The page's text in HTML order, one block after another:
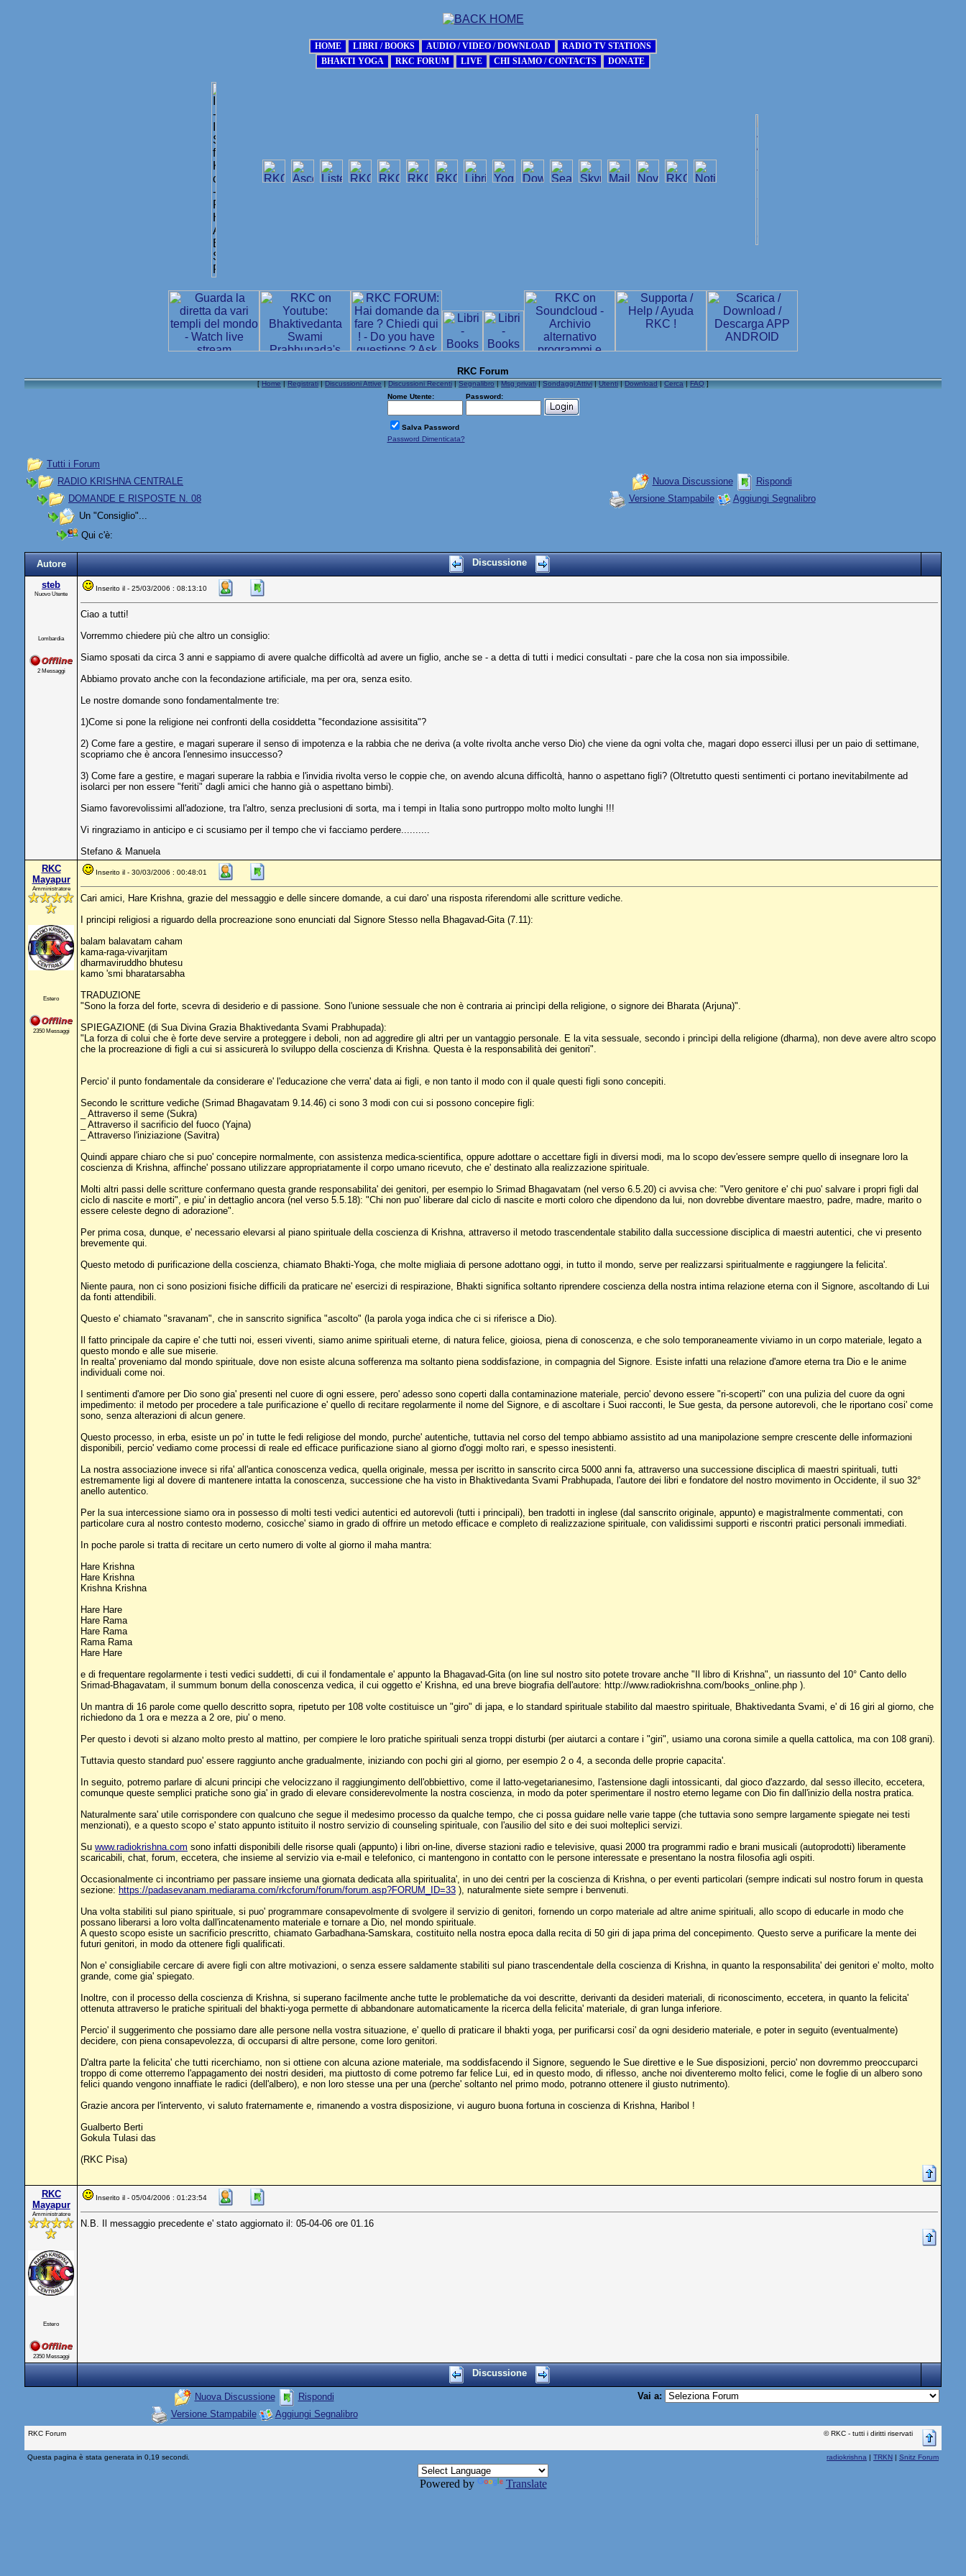
RKC Forum
[Home|Registrati|Discussioni Attive|Discussioni Recenti|Segnalibro|Msg privati|Sondaggi Attivi|Utenti|Download|Cerca|FAQ]
Nome Utente:
Password:
Salva Password
Password Dimenticata?
Tutti i Forum
RADIO KRISHNA CENTRALE
DOMANDE E RISPOSTE N. 08
Un "Consiglio"...
Nuova Discussione
Rispondi
Versione Stampabile
Aggiungi Segnalibro
Qui c'è:
Autore Discussione
steb
Nuovo Utente
Lombardia
2 Messaggi
Inserito il - 25/03/2006 : 08:13:10
Ciao a tutti!
Vorremmo chiedere più che altro un consiglio:
Siamo sposati da circa 3 anni e sappiamo di avere qualche difficoltà ad avere un figlio, anche se - a detta di tutti i medici consultati - pare che la cosa non sia impossibile.
Abbiamo provato anche con la fecondazione artificiale, ma per ora, senza esito.
Le nostre domande sono fondamentalmente tre:
1)Come si pone la religione nei confronti della cosiddetta "fecondazione assisitita"?
2) Come fare a gestire, e magari superare il senso di impotenza e la rabbia che ne deriva (a volte rivolta anche verso Dio) che viene da ogni volta che, magari dopo esserci illusi per un paio di settimane,
scopriamo che è ancora l'ennesimo insuccesso?
3) Come fare a gestire, e magari superare la rabbia e l'invidia rivolta verso le coppie che, on avendo alcuna difficoltà, hanno o aspettano figli? (Oltretutto questi sentimenti ci portano inevitabilmente ad
isolarci per non essere "feriti" dagli amici che hanno già o aspettano bimbi).
Siamo favorevolissimi all'adozione, tra l'altro, senza preclusioni di sorta, ma i tempi in Italia sono purtroppo molto molto lunghi !!!
Vi ringraziamo in anticipo e ci scusiamo per il tempo che vi facciamo perdere..........
Stefano & Manuela
RKC
Mayapur
Amministratore
Estero
2350 Messaggi
Inserito il - 30/03/2006 : 00:48:01
Cari amici, Hare Krishna, grazie del messaggio e delle sincere domande, a cui daro' una risposta riferendomi alle scritture vediche.
I principi religiosi a riguardo della procreazione sono enunciati dal Signore Stesso nella Bhagavad-Gita (7.11):
balam balavatam caham
kama-raga-vivarjitam
dharmaviruddho bhutesu
kamo 'smi bharatarsabha
TRADUZIONE
"Sono la forza del forte, scevra di desiderio e di passione. Sono l'unione sessuale che non è contraria ai princìpi della religione, o signore dei Bharata (Arjuna)".
SPIEGAZIONE (di Sua Divina Grazia Bhaktivedanta Svami Prabhupada):
"La forza di colui che è forte deve servire a proteggere i deboli, non ad aggredire gli altri per un vantaggio personale. E la vita sessuale, secondo i princìpi della religione (dharma), non deve avere altro scopo
che la procreazione di figli a cui si assicurerà lo sviluppo della coscienza di Krishna. Questa è la responsabilità dei genitori".
Percio' il punto fondamentale da considerare e' l'educazione che verra' data ai figli, e non tanto il modo con il quale questi figli sono concepiti.
Secondo le scritture vediche (Srimad Bhagavatam 9.14.46) ci sono 3 modi con cui si possono concepire figli:
_ Attraverso il seme (Sukra)
_ Attraverso il sacrificio del fuoco (Yajna)
_ Attraverso l'iniziazione (Savitra)
Quindi appare chiaro che si puo' concepire normalmente, con assistenza medica-scientifica, oppure adottare o accettare figli in diversi modi, ma lo scopo dev'essere sempre quello di insegnare loro la
coscienza di Krishna, affinche' possano utilizzare appropriatamente il corpo umano ricevuto, che e' destinato alla realizzazione spirituale.
Molti altri passi delle scritture confermano questa grande responsabilita' dei genitori, per esempio lo Srimad Bhagavatam (nel verso 6.5.20) ci avvisa che: "Vero genitore e' chi puo' salvare i propri figli dal
ciclo di nascite e morti", e piu' in dettaglio ancora (nel verso 5.5.18): "Chi non puo' liberare dal ciclo di nascite e morti coloro che dipendono da lui, non dovrebbe diventare maestro, padre, madre, marito o
essere celeste degno di adorazione".
Per prima cosa, dunque, e' necessario elevarsi al piano spirituale della coscienza di Krishna, attraverso il metodo trascendentale stabilito dalla successione disciplica di maestri autentici, che vi presento
brevemente qui.
Questo metodo di purificazione della coscienza, chiamato Bhakti-Yoga, che molte migliaia di persone adottano oggi, in tutto il mondo, serve per realizzarsi spiritualmente e raggiungere la felicita'.
Niente paura, non ci sono posizioni fisiche difficili da praticare ne' esercizi di respirazione, Bhakti significa soltanto riprendere coscienza della nostra intima relazione eterna con il Signore, ascoltando di Lui
da fonti attendibili.
Questo e' chiamato "sravanam", che in sanscrito significa "ascolto" (la parola yoga indica che ci si riferisce a Dio).
Il fatto principale da capire e' che tutti noi, esseri viventi, siamo anime spirituali eterne, di natura felice, gioiosa, piena di conoscenza, e che solo temporaneamente viviamo in un corpo materiale, legato a
questo mondo e alle sue miserie.
In realta' proveniamo dal mondo spirituale, dove non esiste alcuna sofferenza ma soltanto piena soddisfazione, in compagnia del Signore. Esiste infatti una relazione d'amore eterna tra Dio e le anime
individuali come noi.
I sentimenti d'amore per Dio sono gia' presenti nel cuore di ogni essere, pero' adesso sono coperti dalla contaminazione materiale, percio' devono essere "ri-scoperti" con una pulizia del cuore da ogni
impedimento: il metodo per procedere a tale purificazione e' quello di recitare regolarmente il nome del Signore, e di ascoltare i Suoi racconti, le Sue gesta, da persone autorevoli, che le riportano cosi' come
sono, senza alterazioni di alcun genere.
Questo processo, in erba, esiste un po' in tutte le fedi religiose del mondo, purche' autentiche, tuttavia nel corso del tempo abbiamo assistito ad una manipolazione sempre crescente delle informazioni
disponibili, percio' vediamo come processi di reale ed efficace purificazione siano al giorno d'oggi molto rari, e spesso inesistenti.
La nostra associazione invece si rifa' all'antica conoscenza vedica, quella originale, messa per iscritto in sanscrito circa 5000 anni fa, attraverso una successione disciplica di maestri spirituali, tutti
estremamente ligi al dovere di mantenere intatta la conoscenza, successione che ha visto in Bhaktivedanta Svami Prabhupada, l'autore dei libri e fondatore del nostro movimento in Occidente, il suo 32°
anello autentico.
Per la sua intercessione siamo ora in possesso di molti testi vedici autentici ed autorevoli (tutti i principali), ben tradotti in inglese (dal sanscrito originale, appunto) e magistralmente commentati, con
particolare cura al nostro contesto moderno, cosicche' siamo in grado di offrire un metodo efficace e completo di realizzazione spirituale, con validissimi supporti e riscontri pratici personali immediati.
In poche parole si tratta di recitare un certo numero di volte al giorno il maha mantra:
Hare Krishna
Hare Krishna
Krishna Krishna
Hare Hare
Hare Rama
Hare Rama
Rama Rama
Hare Hare
e di frequentare regolarmente i testi vedici suddetti, di cui il fondamentale e' appunto la Bhagavad-Gita (on line sul nostro sito potete trovare anche "Il libro di Krishna", un riassunto del 10° Canto dello
Srimad-Bhagavatam, il summum bonum della conoscenza vedica, il cui oggetto e' Krishna, ed una breve biografia dell'autore: http://www.radiokrishna.com/books_online.php ).
Un mantra di 16 parole come quello descritto sopra, ripetuto per 108 volte costituisce un "giro" di japa, e lo standard spirituale stabilito dal maestro spirituale, Bhaktivedanta Svami, e' di 16 giri al giorno, che
richiedono da 1 ora e mezza a 2 ore, piu' o meno.
Per questo i devoti si alzano molto presto al mattino, per compiere le loro pratiche spirituali senza troppi disturbi (per aiutarci a contare i "giri", usiamo una corona simile a quella cattolica, ma con 108 grani).
Tuttavia questo standard puo' essere raggiunto anche gradualmente, iniziando con pochi giri al giorno, per esempio 2 o 4, a seconda delle proprie capacita'.
In seguito, potremo parlare di alcuni principi che velocizzano il raggiungimento dell'obbiettivo, come il latto-vegetarianesimo, l'astensione dagli intossicanti, dal gioco d'azzardo, dal sesso illecito, eccetera,
comunque queste semplici pratiche sono gia' in grado di elevare considerevolmente la nostra coscienza, in modo da poter sperimentare il nostro eterno legame con Dio fin dall'inizio della nostra pratica.
Naturalmente sara' utile corrispondere con qualcuno che segue il medesimo processo da qualche tempo, che ci possa guidare nelle varie tappe (che tuttavia sono sempre largamente spiegate nei testi
menzionati), e a questo scopo e' stato appunto istituito il nostro servizio di counseling spirituale, con l'ausilio del sito e dei suoi molteplici servizi.
Su www.radiokrishna.com sono infatti disponibili delle risorse quali (appunto) i libri on-line, diverse stazioni radio e televisive, quasi 2000 tra programmi radio e brani musicali (autoprodotti) liberamente
scaricabili, chat, forum, eccetera, che insieme al servizio via e-mail e telefonico, ci mantengono in contatto con le persone interessate e presentano la nostra filosofia agli ospiti.
Occasionalmente ci incontriamo per passare insieme una giornata dedicata alla spiritualita', in uno dei centri per la coscienza di Krishna, o per eventi particolari (sempre indicati sul nostro forum in questa
sezione: https://padasevanam.mediarama.com/rkcforum/forum/forum.asp?FORUM_ID=33 ), naturalmente siete sempre i benvenuti.
Una volta stabiliti sul piano spirituale, si puo' programmare consapevolmente di svolgere il servizio di genitori, fornendo un corpo materiale ad altre anime spirituali, allo scopo di educarle in modo che
possano liberarsi a loro volta dall'incatenamento materiale e tornare a Dio, nel mondo spirituale.
A questo scopo esiste un sacrificio prescritto, chiamato Garbadhana-Samskara, costituito nella nostra epoca dalla recita di 50 giri di japa prima del concepimento. Questo serve a purificare la mente dei
futuri genitori, in modo da ottenere figli qualificati.
Non e' consigliabile cercare di avere figli con altre motivazioni, o senza essere saldamente stabiliti sul piano trascendentale della coscienza di Krishna, in quanto la responsabilita' dei genitori e' molto, molto
grande, come gia' spiegato.
Inoltre, con il processo della coscienza di Krishna, si superano facilmente anche tutte le problematiche da voi descritte, derivanti da desideri materiali, di riconoscimento, eccetera, in quanto la felicita'
ottenuta attraverso le pratiche spirituali del bhakti-yoga permette di abbandonare automaticamente la ricerca della felicita' materiale, di gran lunga inferiore.
Percio' il suggerimento che possiamo dare alle persone nella vostra situazione, e' quello di praticare il bhakti yoga, per purificarsi cosi' da ogni desiderio materiale, e poter in seguito (eventualmente)
decidere, con piena consapevolezza, di occuparsi di altre persone, come loro genitori.
D'altra parte la felicita' che tutti ricerchiamo, non si ottiene con alcuna azione materiale, ma soddisfacendo il Signore, seguendo le Sue direttive e le Sue disposizioni, percio' non dovremmo preoccuparci
troppo di come otterremo l'appagamento dei nostri desideri, ma piuttosto di come potremo far felice Lui, ed in questo modo, di riflesso, anche noi diventeremo molto felici, come le foglie di un albero sono
felici quando vengono innaffiate le radici (dell'albero), e non loro stesse una per una (perche' soltanto nel primo modo, potranno ottenere il giusto nutrimento).
Grazie ancora per l'intervento, vi saluto fraternamente e, rimanendo a vostra disposizione, vi auguro buona fortuna in coscienza di Krishna, Haribol !
Gualberto Berti
Gokula Tulasi das
(RKC Pisa)
RKC
Mayapur
Amministratore
Estero
2350 Messaggi
Inserito il - 05/04/2006 : 01:23:54
N.B. Il messaggio precedente e' stato aggiornato il: 05-04-06 ore 01.16
Discussione
Nuova Discussione
Rispondi
Versione Stampabile
Aggiungi Segnalibro
Vai a:
RKC Forum © RKC - tutti i diritti riservati
Questa pagina è stata generata in 0,19 secondi. radiokrishna | TRKN | Snitz Forum
Powered by Translate